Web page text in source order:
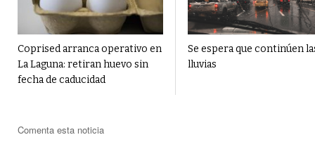
Coprised arranca operativo en
La Laguna: retiran huevo sin
fecha de caducidad
Se espera que continúen
lluvias
Comenta esta noticia